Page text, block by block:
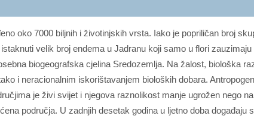
oko 7000 biljnih i životinjskih vrsta. Iako je popriličan broj
velik broj endema u Jadranu koji samo u flori
biogeografska cjelina Sredozemlja. Na žalost, biološka
i neracionalnim iskorištavanjem bioloških dobara.
je živi svijet i njegova raznolikost manje ugrožen nego
područja. U zadnjih desetak godina u ljetno doba događaju